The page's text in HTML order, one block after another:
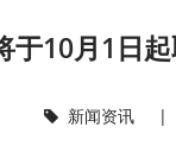
于10月1日
新闻资讯